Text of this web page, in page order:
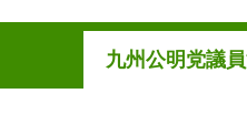
九州公明党議